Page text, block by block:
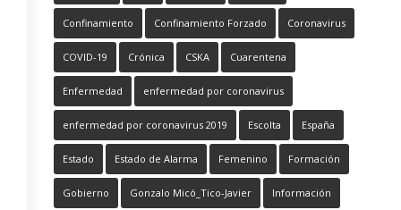
Confinamiento Confinamiento Forzado Coronavirus
COVID-19 Crónica CSKA Cuarentena
Enfermedad enfermedad por coronavirus
enfermedad por coronavirus 2019 Escolta España
Estado Estado de Alarma Femenino Formación
Gobierno Gonzalo Micó_Tico-Javier Información